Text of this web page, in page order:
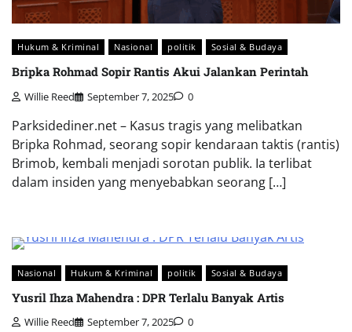
Hukum & Kriminal Nasional politik Sosial & Budaya
Bripka Rohmad Sopir Rantis Akui Jalankan Perintah
Willie Reed September 7, 2025 0
Parksidediner.net – Kasus tragis yang melibatkan
Bripka Rohmad, seorang sopir kendaraan taktis (rantis)
Brimob, kembali menjadi sorotan publik. Ia terlibat
dalam insiden yang menyebabkan seorang […]
Nasional Hukum & Kriminal politik Sosial & Budaya
Yusril Ihza Mahendra : DPR Terlalu Banyak Artis
Willie Reed September 7, 2025 0